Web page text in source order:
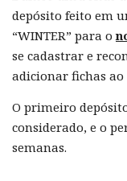
depósito feito em
“WINTER” para o
se cadastrar e
adicionar fichas ao
O primeiro
considerado, e o
semanas.